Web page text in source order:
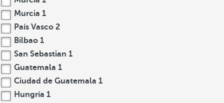
Murcia 1
País Vasco 2
Bilbao 1
San Sebastian 1
Guatemala 1
Ciudad de Guatemala 1
Hungría 1